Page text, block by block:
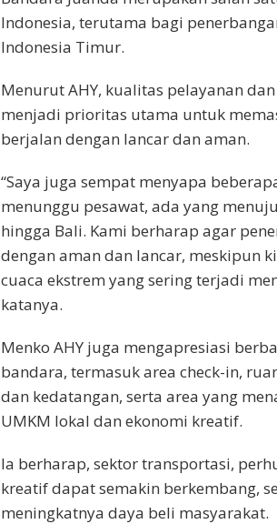
Indonesia, terutama bagi
Indonesia Timur.
Menurut AHY, kualitas pelayanan
menjadi prioritas utama untuk
berjalan dengan lancar dan aman.
“Saya juga sempat menyapa
menunggu pesawat, ada yang
hingga Bali. Kami berharap agar
dengan aman dan lancar, meskipun
cuaca ekstrem yang sering terjadi
katanya.
Menko AHY juga mengapresiasi
bandara, termasuk area check-in,
dan kedatangan, serta area yang
UMKM lokal dan ekonomi kreatif.
Ia berharap, sektor transportasi,
kreatif dapat semakin berkembang,
meningkatnya daya beli masyarakat.